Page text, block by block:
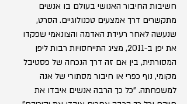
חשיבות החיבור האנושי בעולם בו אנשים
מתקשרים דרך אמצעים טכנולוגיים. הסרט,
שנעשה לאחר רעידת האדמה והצונאמי שפקדו
את יפן ב-2011, מציג התייחסויות רבות ליפן
המסורתית, בין אם זה דרך הנכחה של פסטיבל
מקומי, נוף כפרי או חיבור מסתורי של אנה
למשפחתה. "כל כך הרבה אנשים איבדו את